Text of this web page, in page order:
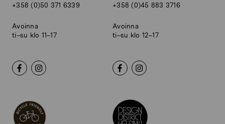
+358 (0)50 371 6339
Avoinna
ti–su klo 11–17
+358 (0)45 883 3716
Avoinna
ti–su klo 12–17